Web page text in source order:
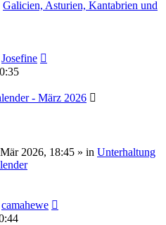
Galicien, Asturien, Kantabrien und
Josefine
- März 2026
2026, 18:45 » in Unterhaltung
camahewe